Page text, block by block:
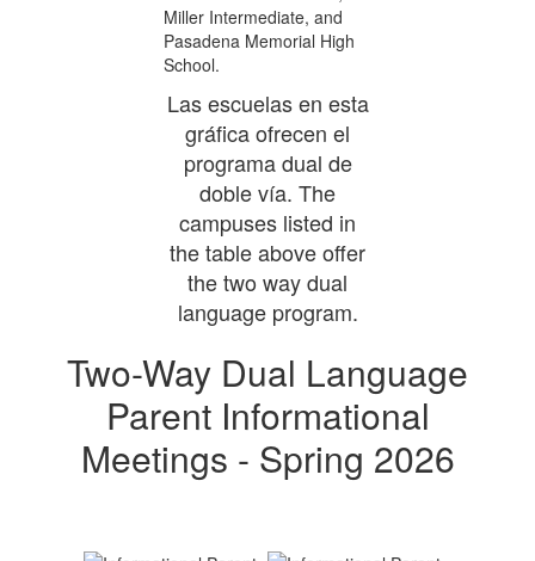
Las escuelas en esta
gráfica ofrecen el
programa dual de
doble vía. The
campuses listed in
the table above offer
the two way dual
language program.
Two-Way Dual Language
Parent Informational
Meetings - Spring 2026